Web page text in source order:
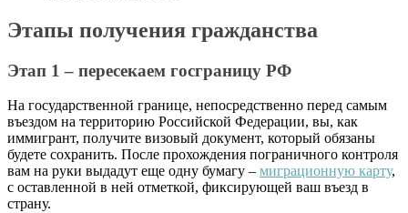
Этапы получения гражданства
Этап 1 – пересекаем госграницу РФ
На государственной границе, непосредственно перед самым
въездом на территорию Российской Федерации, вы, как
иммигрант, получите визовый документ, который обязаны
будете сохранить. После прохождения пограничного контроля
вам на руки выдадут еще одну бумагу – миграционную карту,
с оставленной в ней отметкой, фиксирующей ваш въезд в
страну.